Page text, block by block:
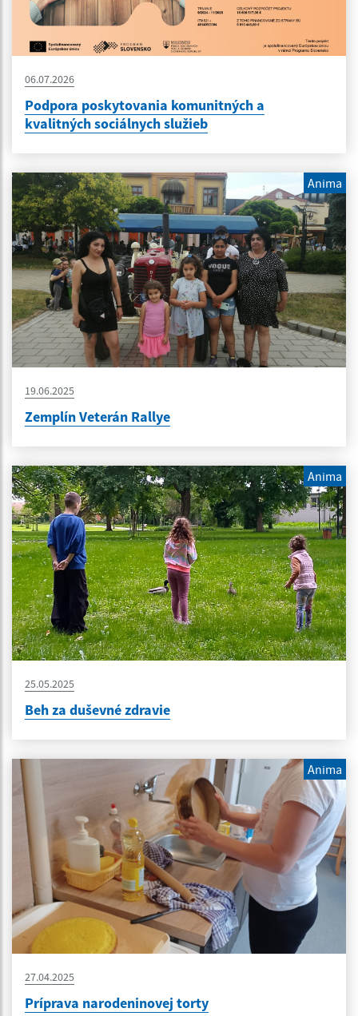
06.07.2026
Podpora poskytovania komunitných a
kvalitných sociálnych služieb
Anima
19.06.2025
Zemplín Veterán Rallye
Anima
25.05.2025
Beh za duševné zdravie
Anima
27.04.2025
Príprava narodeninovej torty